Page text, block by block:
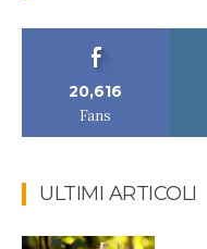
20,616
Fans
ULTIMI ARTICOLI